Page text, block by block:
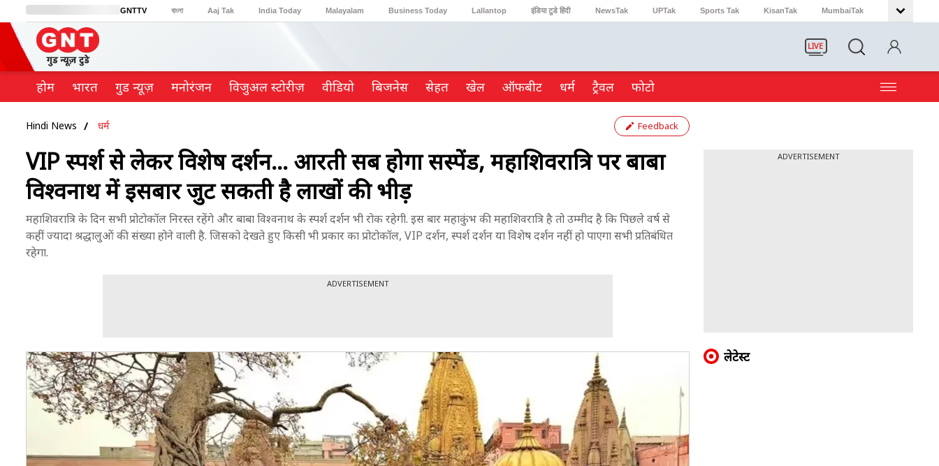
GNTTV বাংলা Aaj Tak India Today Malayalam Business Today Lallantop इंडिया टुडे हिंदी NewsTak UPTak Sports Tak KisanTak MumbaiTak
BT Bazaar Cosmopolitan
LIVE
होम भारत गुड न्यूज़ मनोरंजन विजुअल स्टोरीज़ वीडियो ब‍िजनेस सेहत खेल ऑफबीट धर्म ट्रैवल फोटो
Hindi News धर्म Feedback
VIP स्पर्श से लेकर विशेष दर्शन... आरती सब होगा सस्पेंड, महाशिवरात्रि पर बाबा
विश्वनाथ में इसबार जुट सकती है लाखों की भीड़
महाशिवरात्रि के दिन सभी प्रोटोकॉल निरस्त रहेंगे और बाबा विश्वनाथ के स्पर्श दर्शन भी रोक रहेगी. इस बार महाकुंभ की महाशिवरात्रि है तो उम्मीद है कि पिछले वर्ष से
कहीं ज्यादा श्रद्धालुओं की संख्या होने वाली है. जिसको देखते हुए किसी भी प्रकार का प्रोटोकॉल, VIP दर्शन, स्पर्श दर्शन या विशेष दर्शन नहीं हो पाएगा सभी प्रतिबंधित
रहेगा.
ADVERTISEMENT
ADVERTISEMENT
लेटेस्ट